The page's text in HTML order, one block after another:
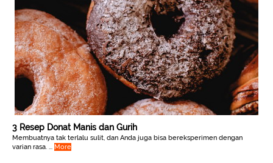
3 Resep Donat Manis dan Gurih
Membuatnya tak terlalu sulit, dan Anda juga bisa bereksperimen dengan
varian rasa. ... More